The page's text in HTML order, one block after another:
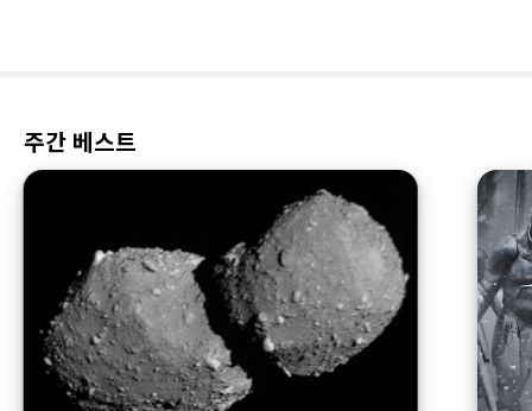
주간 베스트